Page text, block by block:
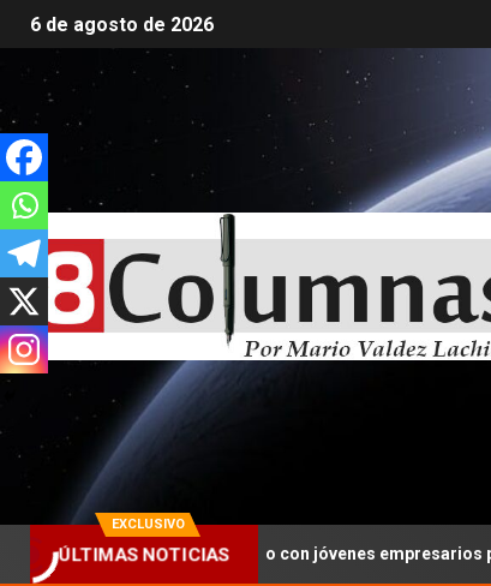
6 de agosto de 2026
EXCLUSIVO
ÚLTIMAS NOTICIAS
Economía diálogo con jóvenes empresarios para